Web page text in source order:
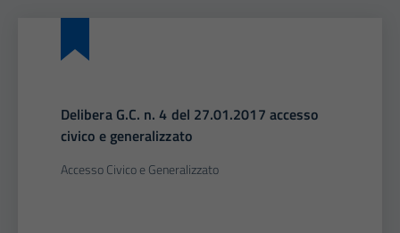
Delibera G.C. n. 4 del 27.01.2017 accesso
civico e generalizzato
Accesso Civico e Generalizzato